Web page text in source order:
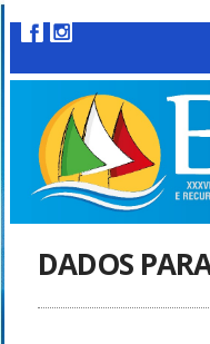
DADOS